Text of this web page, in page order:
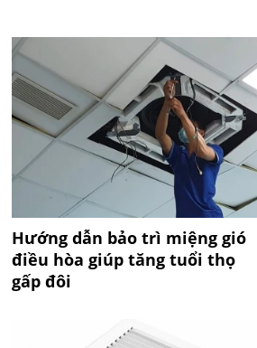
Hướng dẫn bảo trì miệng gió
điều hòa giúp tăng tuổi thọ
gấp đôi